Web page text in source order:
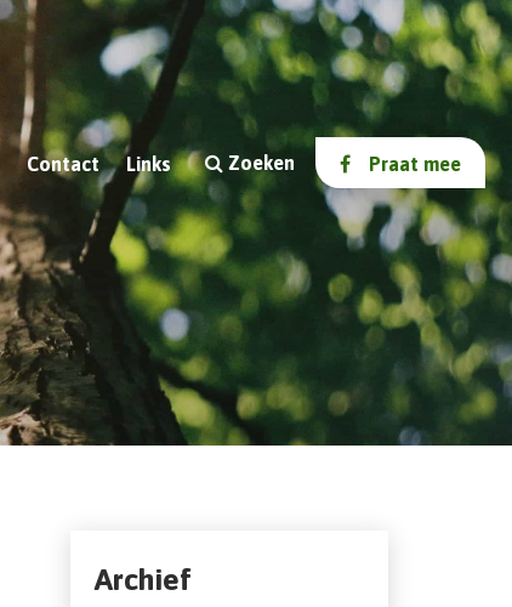
Contact Links Zoeken Praat mee
Archief